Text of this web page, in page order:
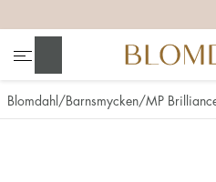
Blomdahl Barnsmycken MP